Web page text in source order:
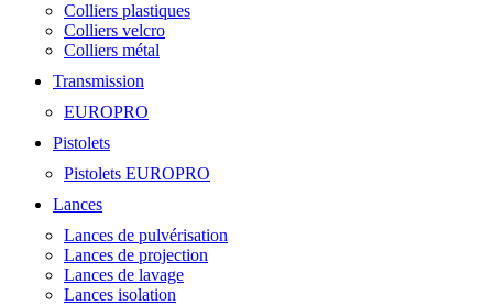
Colliers plastiques
Colliers velcro
Colliers métal
Transmission
EUROPRO
Pistolets
Pistolets EUROPRO
Lances
Lances de pulvérisation
Lances de projection
Lances de lavage
Lances isolation